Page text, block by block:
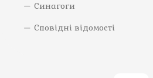
Синагоги
Сповідні відомості